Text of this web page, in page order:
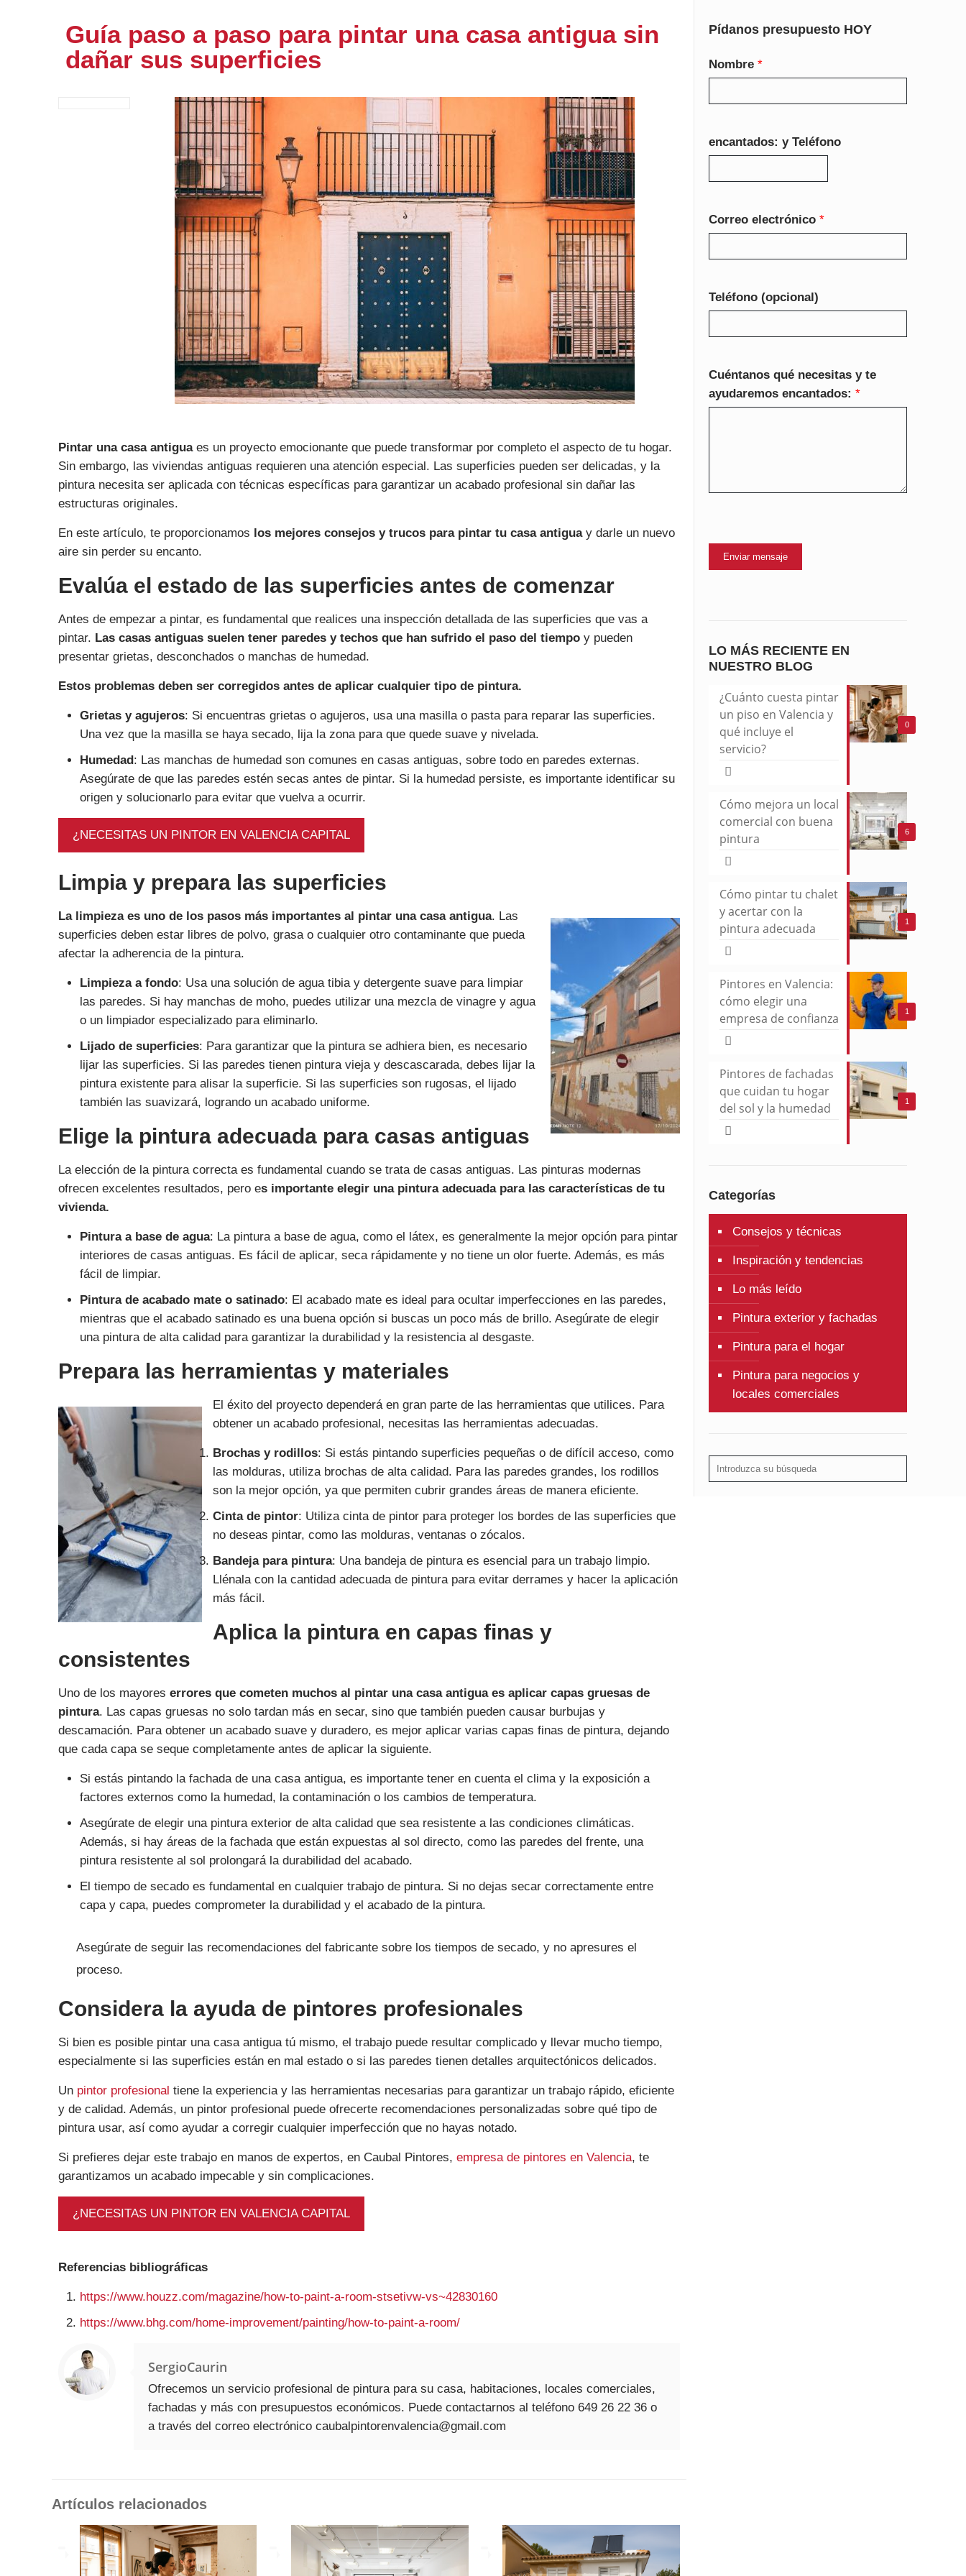
Guía paso a paso para pintar una casa antigua sin
dañar sus superficies
Pintar una casa antiguaes un proyecto emocionante que puede transformar por completo el aspecto de tu hogar.
Sin embargo, las viviendas antiguas requieren una atención especial. Las superficies pueden ser delicadas, y la
pintura necesita ser aplicada con técnicas específicas para garantizar un acabado profesional sin dañar las
estructuras originales.
En este artículo, te proporcionamos los mejores consejos y trucos para pintar tu casa antiguay darle un nuevo
aire sin perder su encanto.
Evalúa el estado de las superficies antes de comenzar
Antes de empezar a pintar, es fundamental que realices una inspección detallada de las superficies que vas a
pintar. Las casas antiguas suelen tener paredes y techos que han sufrido el paso del tiempoy pueden
presentar grietas, desconchados o manchas de humedad.
Estos problemas deben ser corregidos antes de aplicar cualquier tipo de pintura.
Grietas y agujeros: Si encuentras grietas o agujeros, usa una masilla o pasta para reparar las superficies.
Una vez que la masilla se haya secado, lija la zona para que quede suave y nivelada.
Humedad: Las manchas de humedad son comunes en casas antiguas, sobre todo en paredes externas.
Asegúrate de que las paredes estén secas antes de pintar. Si la humedad persiste, es importante identificar su
origen y solucionarlo para evitar que vuelva a ocurrir.
¿NECESITAS UN PINTOR EN VALENCIA CAPITAL
Limpia y prepara las superficies
La limpieza es uno de los pasos más importantes al pintar una casa antigua. Las
superficies deben estar libres de polvo, grasa o cualquier otro contaminante que pueda
afectar la adherencia de la pintura.
Limpieza a fondo: Usa una solución de agua tibia y detergente suave para limpiar
las paredes. Si hay manchas de moho, puedes utilizar una mezcla de vinagre y agua
o un limpiador especializado para eliminarlo.
Lijado de superficies: Para garantizar que la pintura se adhiera bien, es necesario
lijar las superficies. Si las paredes tienen pintura vieja y descascarada, debes lijar la
pintura existente para alisar la superficie. Si las superficies son rugosas, el lijado
también las suavizará, logrando un acabado uniforme.
Elige la pintura adecuada para casas antiguas
La elección de la pintura correcta es fundamental cuando se trata de casas antiguas. Las pinturas modernas
ofrecen excelentes resultados, pero es importante elegir una pintura adecuada para las características de tu
vivienda.
Pintura a base de agua: La pintura a base de agua, como el látex, es generalmente la mejor opción para pintar
interiores de casas antiguas. Es fácil de aplicar, seca rápidamente y no tiene un olor fuerte. Además, es más
fácil de limpiar.
Pintura de acabado mate o satinado: El acabado mate es ideal para ocultar imperfecciones en las paredes,
mientras que el acabado satinado es una buena opción si buscas un poco más de brillo. Asegúrate de elegir
una pintura de alta calidad para garantizar la durabilidad y la resistencia al desgaste.
Prepara las herramientas y materiales
El éxito del proyecto dependerá en gran parte de las herramientas que utilices. Para
obtener un acabado profesional, necesitas las herramientas adecuadas.
Brochas y rodillos: Si estás pintando superficies pequeñas o de difícil acceso, como
las molduras, utiliza brochas de alta calidad. Para las paredes grandes, los rodillos
son la mejor opción, ya que permiten cubrir grandes áreas de manera eficiente.
Cinta de pintor: Utiliza cinta de pintor para proteger los bordes de las superficies que
no deseas pintar, como las molduras, ventanas o zócalos.
Bandeja para pintura: Una bandeja de pintura es esencial para un trabajo limpio.
Llénala con la cantidad adecuada de pintura para evitar derrames y hacer la aplicación
más fácil.
Aplica la pintura en capas finas y
consistentes
Uno de los mayores errores que cometen muchos al pintar una casa antigua es aplicar capas gruesas de
pintura. Las capas gruesas no solo tardan más en secar, sino que también pueden causar burbujas y
descamación. Para obtener un acabado suave y duradero, es mejor aplicar varias capas finas de pintura, dejando
que cada capa se seque completamente antes de aplicar la siguiente.
Si estás pintando la fachada de una casa antigua, es importante tener en cuenta el clima y la exposición a
factores externos como la humedad, la contaminación o los cambios de temperatura.
Asegúrate de elegir una pintura exterior de alta calidad que sea resistente a las condiciones climáticas.
Además, si hay áreas de la fachada que están expuestas al sol directo, como las paredes del frente, una
pintura resistente al sol prolongará la durabilidad del acabado.
El tiempo de secado es fundamental en cualquier trabajo de pintura. Si no dejas secar correctamente entre
capa y capa, puedes comprometer la durabilidad y el acabado de la pintura.
Asegúrate de seguir las recomendaciones del fabricante sobre los tiempos de secado, y no apresures el
proceso.
Considera la ayuda de pintores profesionales
Si bien es posible pintar una casa antigua tú mismo, el trabajo puede resultar complicado y llevar mucho tiempo,
especialmente si las superficies están en mal estado o si las paredes tienen detalles arquitectónicos delicados.
Un pintor profesional tiene la experiencia y las herramientas necesarias para garantizar un trabajo rápido, eficiente
y de calidad. Además, un pintor profesional puede ofrecerte recomendaciones personalizadas sobre qué tipo de
pintura usar, así como ayudar a corregir cualquier imperfección que no hayas notado.
Si prefieres dejar este trabajo en manos de expertos, en Caubal Pintores, empresa de pintores en Valencia, te
garantizamos un acabado impecable y sin complicaciones.
¿NECESITAS UN PINTOR EN VALENCIA CAPITAL
Referencias bibliográficas
https://www.houzz.com/magazine/how-to-paint-a-room-stsetivw-vs~42830160
https://www.bhg.com/home-improvement/painting/how-to-paint-a-room/
SergioCaurin
Ofrecemos un servicio profesional de pintura para su casa, habitaciones, locales comerciales,
fachadas y más con presupuestos económicos. Puede contactarnos al teléfono 649 26 22 36 o
a través del correo electrónico caubalpintorenvalencia@gmail.com
Artículos relacionados
Pídanos presupuesto HOY
Nombre *
encantados: y Teléfono
Correo electrónico *
Teléfono (opcional)
Cuéntanos qué necesitas y te
ayudaremos encantados: *
Enviar mensaje
LO MÁS RECIENTE EN
NUESTRO BLOG
0
¿Cuánto cuesta pintar
un piso en Valencia y
qué incluye el
servicio?
6
Cómo mejora un local
comercial con buena
pintura
1
Cómo pintar tu chalet
y acertar con la
pintura adecuada
1
Pintores en Valencia:
cómo elegir una
empresa de confianza
1
Pintores de fachadas
que cuidan tu hogar
del sol y la humedad
Categorías
Consejos y técnicas
Inspiración y tendencias
Lo más leído
Pintura exterior y fachadas
Pintura para el hogar
Pintura para negocios y
locales comerciales